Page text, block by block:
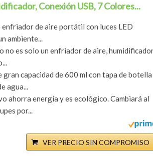
Conexión USB, 7 Colores...
enfriador de aire portátil con luces LED
ambiente...
no es solo un enfriador de aire,
capacidad de 600 ml con tapa de botella
agua...
ahorra energía y es ecológico. Cambiará al
por...
VER PRECIO SIN COMPROMISO